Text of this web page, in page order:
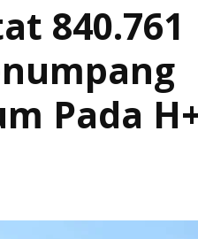
840.761
Pada